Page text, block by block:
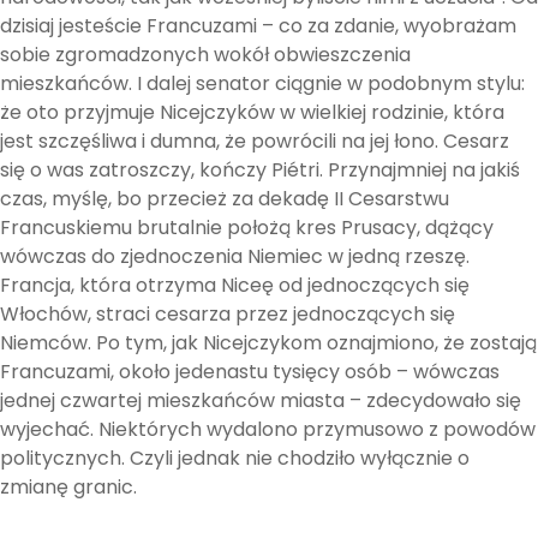
dzisiaj jesteście Francuzami – co za zdanie, wyobrażam
sobie zgromadzonych wokół obwieszczenia
mieszkańców. I dalej senator ciągnie w podobnym stylu:
że oto przyjmuje Nicejczyków w wielkiej rodzinie, która
jest szczęśliwa i dumna, że powrócili na jej łono. Cesarz
się o was zatroszczy, kończy Piétri. Przynajmniej na jakiś
czas, myślę, bo przecież za dekadę II Cesarstwu
Francuskiemu brutalnie położą kres Prusacy, dążący
wówczas do zjednoczenia Niemiec w jedną rzeszę.
Francja, która otrzyma Niceę od jednoczących się
Włochów, straci cesarza przez jednoczących się
Niemców. Po tym, jak Nicejczykom oznajmiono, że zostają
Francuzami, około jedenastu tysięcy osób – wówczas
jednej czwartej mieszkańców miasta – zdecydowało się
wyjechać. Niektórych wydalono przymusowo z powodów
politycznych. Czyli jednak nie chodziło wyłącznie o
zmianę granic.